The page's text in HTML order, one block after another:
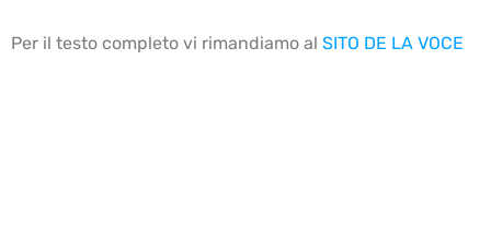
Per il testo completo vi rimandiamo al SITO DE LA VOCE